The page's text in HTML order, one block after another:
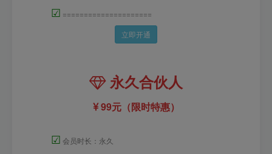
☑ =====================
立即开通
永久合伙人
99元（限时特惠）
☑ 会员时长：永久